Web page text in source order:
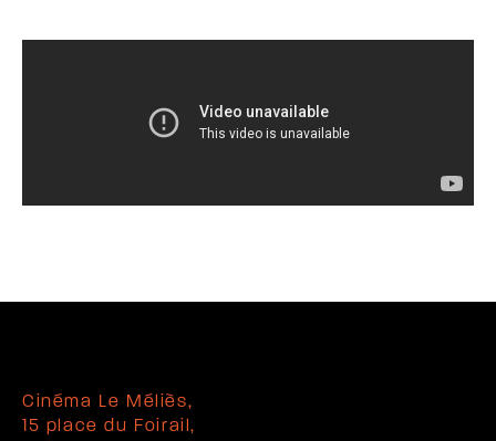
Cinéma Le Méliès,
15 place du Foirail,